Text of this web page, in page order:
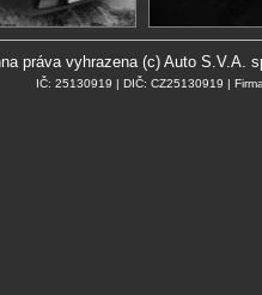
práva vyhrazena (c) Auto S.V.A.
IČ: 25130919 | DIČ: CZ25130919 |